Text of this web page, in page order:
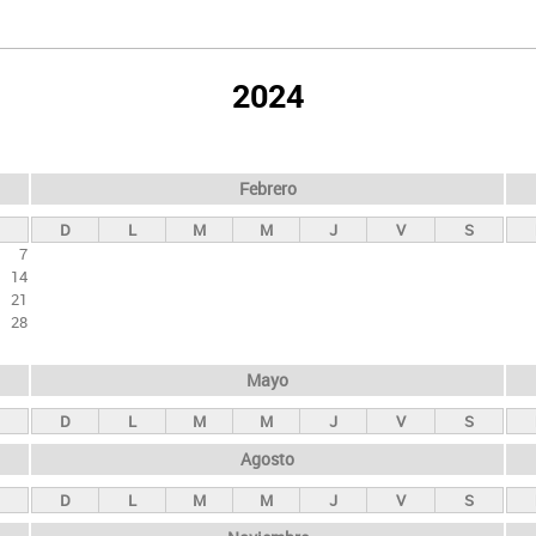
2024
7
14
21
28
Febrero
D L M M J V S
Mayo
D L M M J V S
Agosto
D L M M J V S